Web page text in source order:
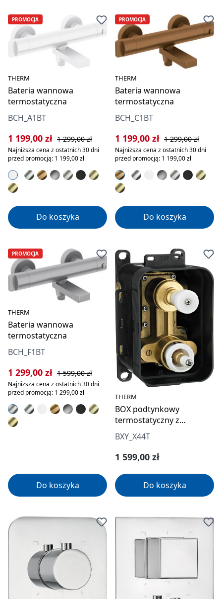
PROMOCJA
THERM
Bateria wannowa
termostatyczna
BCH_A1BT
Cena sprzedaży:
1 199,00 zł Cena regularna:
1 299,00 zł
Najniższa cena z ostatnich 30 dni
przed promocją: 1 199,00 zł
Do koszyka
PROMOCJA
THERM
Bateria wannowa
termostatyczna
BCH_C1BT
Cena sprzedaży:
1 199,00 zł Cena regularna:
1 299,00 zł
Najniższa cena z ostatnich 30 dni
przed promocją: 1 199,00 zł
Do koszyka
PROMOCJA
THERM
Bateria wannowa
termostatyczna
BCH_F1BT
Cena sprzedaży:
1 299,00 zł Cena regularna:
1 599,00 zł
Najniższa cena z ostatnich 30 dni
przed promocją: 1 299,00 zł
Do koszyka
THERM
BOX podtynkowy
termostatyczny z
przełącznikiem natrysku
BXY_X44T
Cena regularna:
1 599,00 zł
Do koszyka